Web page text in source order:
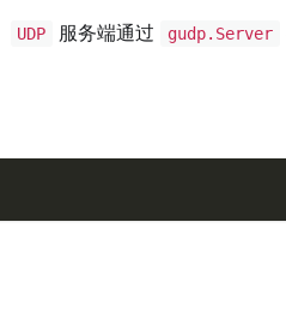
UDP 服务端通过 gudp.Server